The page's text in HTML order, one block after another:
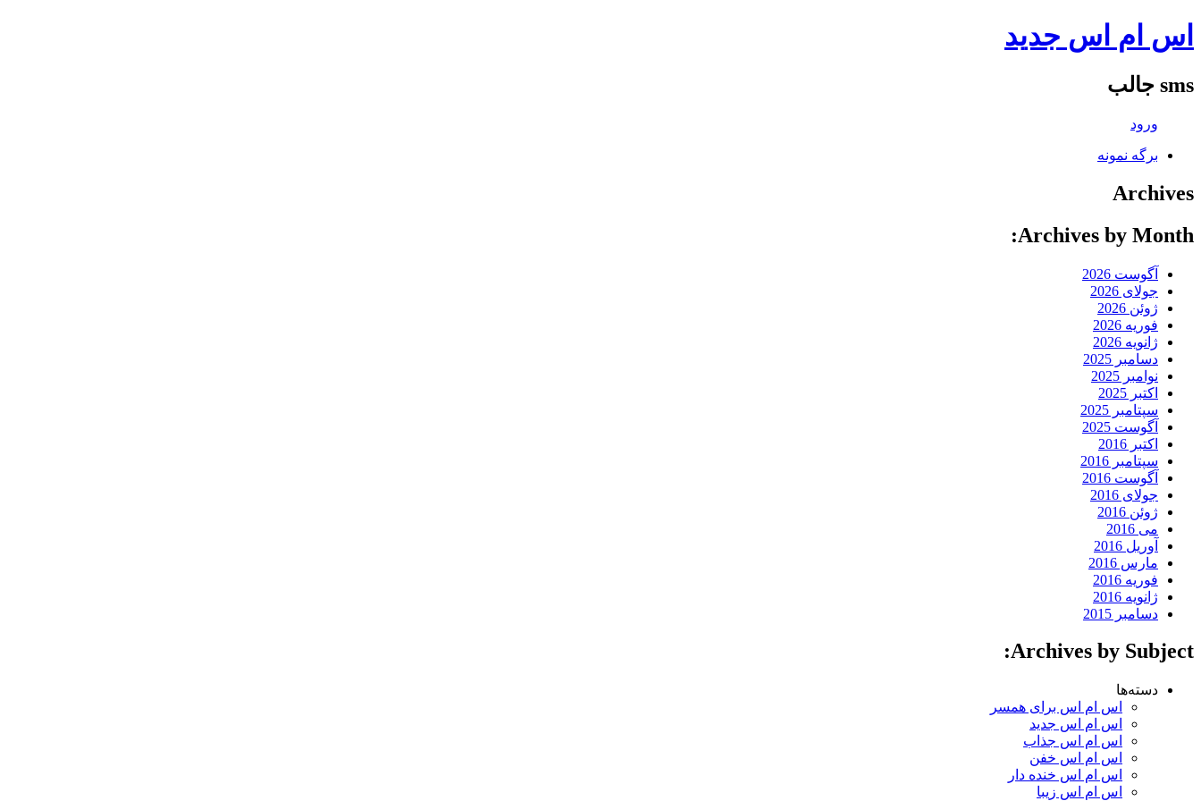
اس ام اس جدید
sms جالب
ورود
برگه نمونه
Archives
Archives by Month:
آگوست 2026
جولای 2026
ژوئن 2026
فوریه 2026
ژانویه 2026
دسامبر 2025
نوامبر 2025
اکتبر 2025
سپتامبر 2025
آگوست 2025
اکتبر 2016
سپتامبر 2016
آگوست 2016
جولای 2016
ژوئن 2016
می 2016
آوریل 2016
مارس 2016
فوریه 2016
ژانویه 2016
دسامبر 2015
Archives by Subject:
دسته‌ها
اس ام اس برای همسر
اس ام اس جدید
اس ام اس جذاب
اس ام اس خفن
اس ام اس خنده دار
اس ام اس زیبا